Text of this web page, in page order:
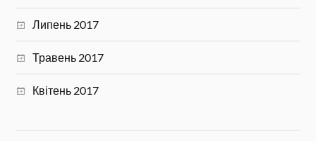
Липень 2017
Травень 2017
Квітень 2017